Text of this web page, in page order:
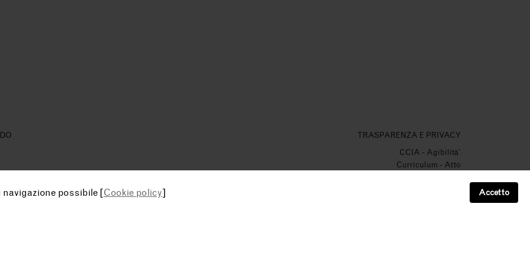
TRASPARENZA E PRIVACY
CCIA - Agibilità'
Curriculum - Atto
possibile [Cookie policy] Accetto